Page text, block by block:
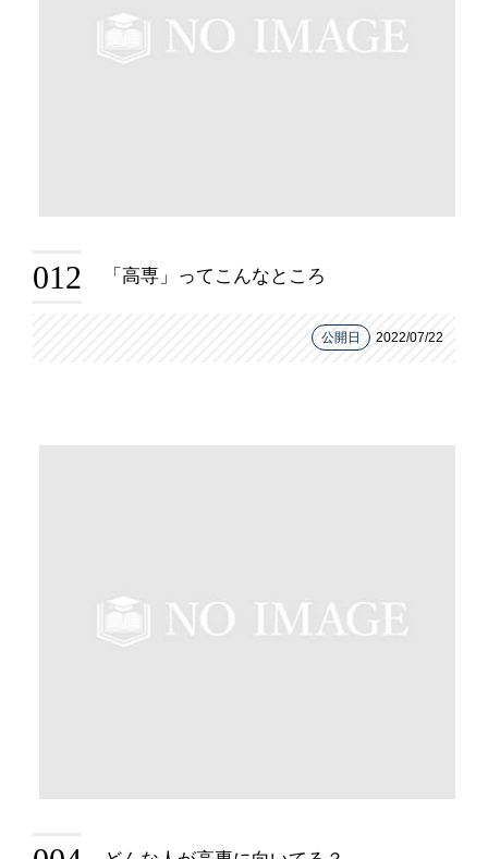
012 「高専」ってこんなところ
公開日 2022/07/22